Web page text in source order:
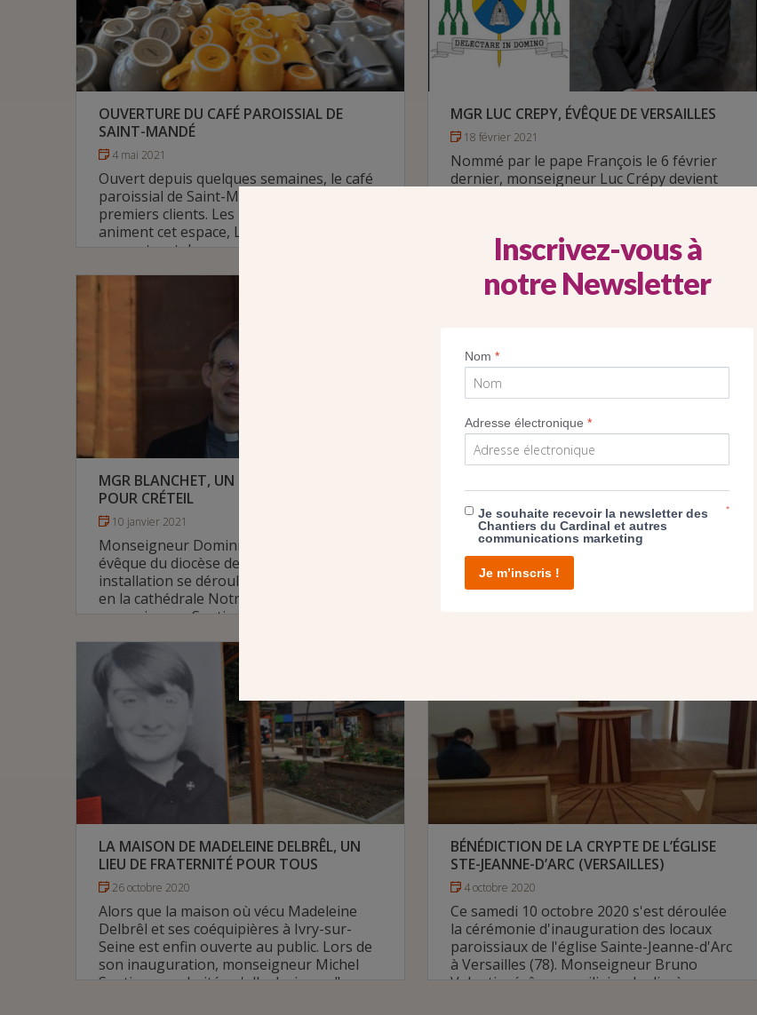
OUVERTURE DU CAFÉ PAROISSIAL DE
SAINT-MANDÉ
4 mai 2021
Ouvert depuis quelques semaines, le café
paroissial de Saint-Mandé reçoit ses
premiers clients. Les bénévoles qui
animent cet espace, La Canopée,
rencontrent des personnes du quartier et
pape François.
MGR LUC CREPY, ÉVÊQUE DE VERSAILLES
18 février 2021
Nommé par le pape François le 6 février
dernier, monseigneur Luc Crépy devient
# Diocèse de Versailles
MGR BLANCHET, UN NOUVEL ÉVÊQUE
POUR CRÉTEIL
10 janvier 2021
Monseigneur Dominique Blanchet devient
évêque du diocèse de Créteil. Son
installation se déroulera le 28 février 2021
en la cathédrale Notre-Dame. Il succède à
monseigneur Santier, évêque émérite
# Diocèse de Créteil
VERSAILLES
18 décembre 2020
Monseigneur Éric Aumonier est depuis le
17 décembre 2020, l'évêque émérite du
diocèse de Versailles.
LA MAISON DE MADELEINE DELBRÊL, UN
LIEU DE FRATERNITÉ POUR TOUS
26 octobre 2020
Alors que la maison où vécu Madeleine
Delbrêl et ses coéquipières à Ivry-sur-
Seine est enfin ouverte au public. Lors de
son inauguration, monseigneur Michel
Santier a souhaité qu'elle devienne "un
BÉNÉDICTION DE LA CRYPTE DE L’ÉGLISE
STE-JEANNE-D’ARC (VERSAILLES)
4 octobre 2020
Ce samedi 10 octobre 2020 s'est déroulée
la cérémonie d'inauguration des locaux
paroissiaux de l'église Sainte-Jeanne-d'Arc
à Versailles (78). Monseigneur Bruno
Valentin, évêque auxiliaire du diocèse, a
Inscrivez-vous à
notre Newsletter
Nom*
Adresse électronique*
Je souhaite recevoir la newsletter des
Chantiers du Cardinal et autres
communications marketing
*
Je m’inscris !